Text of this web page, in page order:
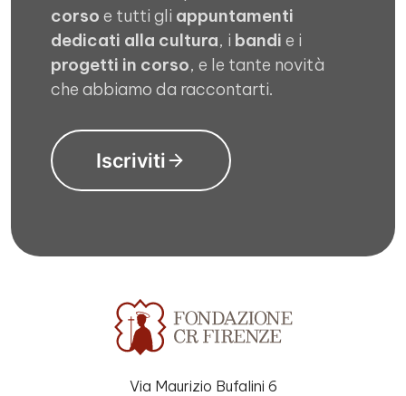
corso e tutti gli appuntamenti
dedicati alla cultura, i bandi e i
progetti in corso, e le tante novità
che abbiamo da raccontarti.
Iscriviti
Via Maurizio Bufalini 6